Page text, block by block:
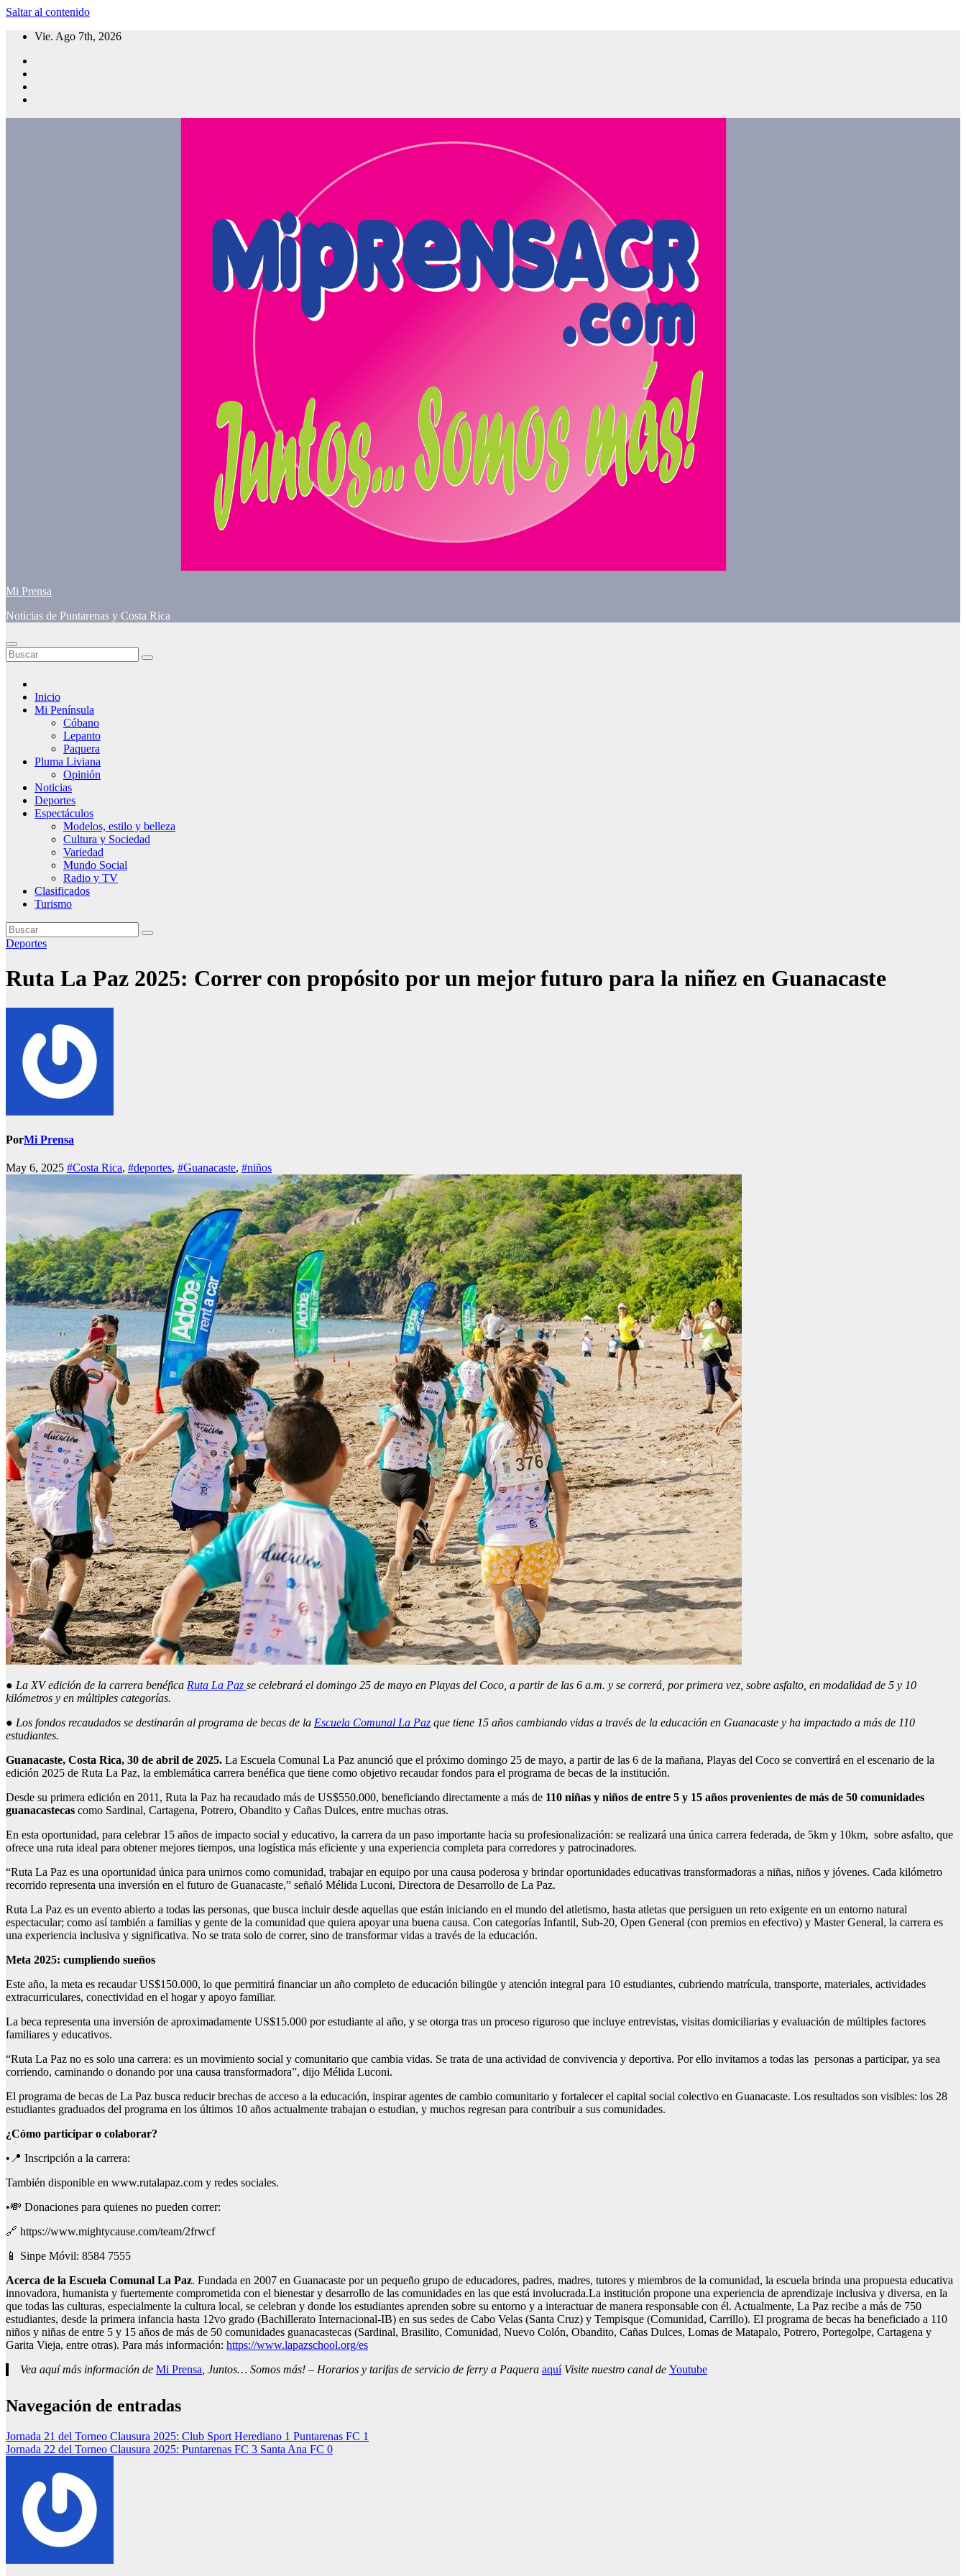
Saltar al contenido
Vie. Ago 7th, 2026
Mi Prensa
Noticias de Puntarenas y Costa Rica
Inicio
Mi Península
Cóbano
Lepanto
Paquera
Pluma Liviana
Opinión
Noticias
Deportes
Espectáculos
Modelos, estilo y belleza
Cultura y Sociedad
Variedad
Mundo Social
Radio y TV
Clasificados
Turismo
Deportes
Ruta La Paz 2025: Correr con propósito por un mejor futuro para la niñez en Guanacaste
PorMi Prensa
May 6, 2025 #Costa Rica, #deportes, #Guanacaste, #niños
● La XV edición de la carrera benéfica Ruta La Paz se celebrará el domingo 25 de mayo en Playas del Coco, a partir de las 6 a.m. y se correrá, por primera vez, sobre asfalto, en modalidad de 5 y 10
kilómetros y en múltiples categorías.
● Los fondos recaudados se destinarán al programa de becas de la Escuela Comunal La Paz que tiene 15 años cambiando vidas a través de la educación en Guanacaste y ha impactado a más de 110
estudiantes.
Guanacaste, Costa Rica, 30 de abril de 2025. La Escuela Comunal La Paz anunció que el próximo domingo 25 de mayo, a partir de las 6 de la mañana, Playas del Coco se convertirá en el escenario de la
edición 2025 de Ruta La Paz, la emblemática carrera benéfica que tiene como objetivo recaudar fondos para el programa de becas de la institución.
Desde su primera edición en 2011, Ruta la Paz ha recaudado más de US$550.000, beneficiando directamente a más de 110 niñas y niños de entre 5 y 15 años provenientes de más de 50 comunidades
guanacastecas como Sardinal, Cartagena, Potrero, Obandito y Cañas Dulces, entre muchas otras.
En esta oportunidad, para celebrar 15 años de impacto social y educativo, la carrera da un paso importante hacia su profesionalización: se realizará una única carrera federada, de 5km y 10km, sobre asfalto, que
ofrece una ruta ideal para obtener mejores tiempos, una logística más eficiente y una experiencia completa para corredores y patrocinadores.
“Ruta La Paz es una oportunidad única para unirnos como comunidad, trabajar en equipo por una causa poderosa y brindar oportunidades educativas transformadoras a niñas, niños y jóvenes. Cada kilómetro
recorrido representa una inversión en el futuro de Guanacaste,” señaló Mélida Luconi, Directora de Desarrollo de La Paz.
Ruta La Paz es un evento abierto a todas las personas, que busca incluir desde aquellas que están iniciando en el mundo del atletismo, hasta atletas que persiguen un reto exigente en un entorno natural
espectacular; como así también a familias y gente de la comunidad que quiera apoyar una buena causa. Con categorías Infantil, Sub-20, Open General (con premios en efectivo) y Master General, la carrera es
una experiencia inclusiva y significativa. No se trata solo de correr, sino de transformar vidas a través de la educación.
Meta 2025: cumpliendo sueños
Este año, la meta es recaudar US$150.000, lo que permitirá financiar un año completo de educación bilingüe y atención integral para 10 estudiantes, cubriendo matrícula, transporte, materiales, actividades
extracurriculares, conectividad en el hogar y apoyo familiar.
La beca representa una inversión de aproximadamente US$15.000 por estudiante al año, y se otorga tras un proceso riguroso que incluye entrevistas, visitas domiciliarias y evaluación de múltiples factores
familiares y educativos.
“Ruta La Paz no es solo una carrera: es un movimiento social y comunitario que cambia vidas. Se trata de una actividad de convivencia y deportiva. Por ello invitamos a todas las personas a participar, ya sea
corriendo, caminando o donando por una causa transformadora”, dijo Mélida Luconi.
El programa de becas de La Paz busca reducir brechas de acceso a la educación, inspirar agentes de cambio comunitario y fortalecer el capital social colectivo en Guanacaste. Los resultados son visibles: los 28
estudiantes graduados del programa en los últimos 10 años actualmente trabajan o estudian, y muchos regresan para contribuir a sus comunidades.
¿Cómo participar o colaborar?
•📍 Inscripción a la carrera:
También disponible en www.rutalapaz.com y redes sociales.
•​💸 Donaciones para quienes no pueden correr:
🔗 https://www.mightycause.com/team/2frwcf
📱 Sinpe Móvil: 8584 7555
Acerca de la Escuela Comunal La Paz. Fundada en 2007 en Guanacaste por un pequeño grupo de educadores, padres, madres, tutores y miembros de la comunidad, la escuela brinda una propuesta educativa
innovadora, humanista y fuertemente comprometida con el bienestar y desarrollo de las comunidades en las que está involucrada.La institución propone una experiencia de aprendizaje inclusiva y diversa, en la
que todas las culturas, especialmente la cultura local, se celebran y donde los estudiantes aprenden sobre su entorno y a interactuar de manera responsable con él. Actualmente, La Paz recibe a más de 750
estudiantes, desde la primera infancia hasta 12vo grado (Bachillerato Internacional-IB) en sus sedes de Cabo Velas (Santa Cruz) y Tempisque (Comunidad, Carrillo). El programa de becas ha beneficiado a 110
niños y niñas de entre 5 y 15 años de más de 50 comunidades guanacastecas (Sardinal, Brasilito, Comunidad, Nuevo Colón, Obandito, Cañas Dulces, Lomas de Matapalo, Potrero, Portegolpe, Cartagena y
Garita Vieja, entre otras). Para más información: https://www.lapazschool.org/es
Vea aquí más información de Mi Prensa, Juntos… Somos más! – Horarios y tarifas de servicio de ferry a Paquera aquíVisite nuestro canal de Youtube
Navegación de entradas
Jornada 21 del Torneo Clausura 2025: Club Sport Herediano 1 Puntarenas FC 1
Jornada 22 del Torneo Clausura 2025: Puntarenas FC 3 Santa Ana FC 0